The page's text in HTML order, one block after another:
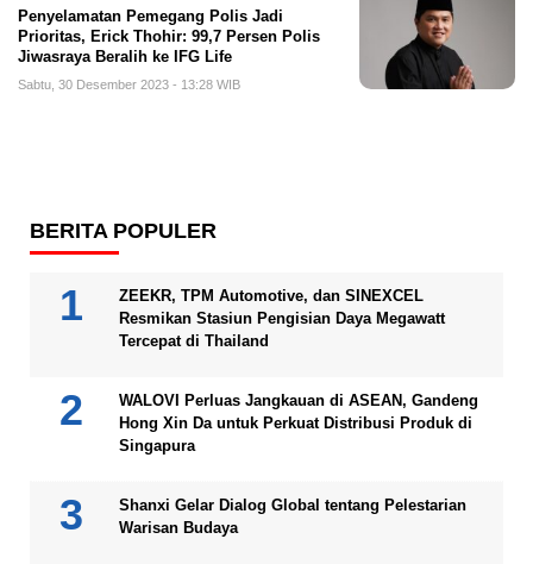
Penyelamatan Pemegang Polis Jadi
Prioritas, Erick Thohir: 99,7 Persen Polis
Jiwasraya Beralih ke IFG Life
Sabtu, 30 Desember 2023 - 13:28 WIB
BERITA POPULER
ZEEKR, TPM Automotive, dan SINEXCEL
Resmikan Stasiun Pengisian Daya Megawatt
Tercepat di Thailand
WALOVI Perluas Jangkauan di ASEAN, Gandeng
Hong Xin Da untuk Perkuat Distribusi Produk di
Singapura
Shanxi Gelar Dialog Global tentang Pelestarian
Warisan Budaya